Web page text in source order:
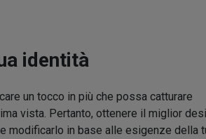
identità
un tocco in più che possa catturare
vista. Pertanto, ottenere il miglior
modificarlo in base alle esigenze della